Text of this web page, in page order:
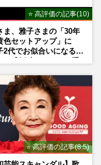
⭐ 高評価の記事(10)
ま、雅子さまの「30年
色セットアップ」に
2代でお似合いになる〉
⭐ 高評価の記事(8.5)